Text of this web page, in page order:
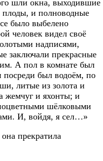
шли окна, выходившие
плоды, и полноводные
было выбелено
человек видел своё
надписями,
заключали прекрасные
А пол в комнате был
был водоём, по
литые из золота и
жемчуг и яхонты; и
шёлковыми
И, войдя, я сел…»
прекратила